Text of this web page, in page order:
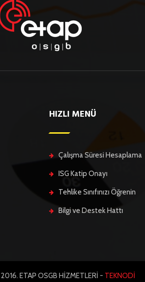
HIZLI MENÜ
Çalışma Süresi Hesaplama
ISG Katip Onayı
Tehlike Sınıfınızı Öğrenin
Bilgi ve Destek Hattı
ETAP OSGB HİZMETLERİ - TEKNODİ